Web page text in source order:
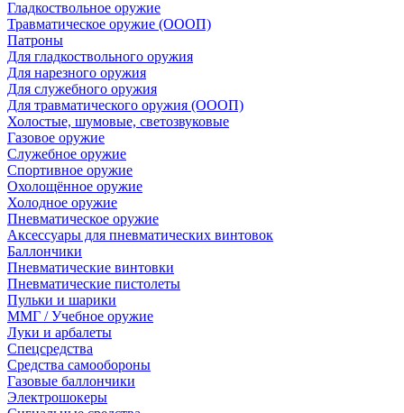
Гладкоствольное оружие
Травматическое оружие (ОООП)
Патроны
Для гладкоствольного оружия
Для нарезного оружия
Для служебного оружия
Для травматического оружия (ОООП)
Холостые, шумовые, светозвуковые
Газовое оружие
Служебное оружие
Спортивное оружие
Охолощённое оружие
Холодное оружие
Пневматическое оружие
Аксессуары для пневматических винтовок
Баллончики
Пневматические винтовки
Пневматические пистолеты
Пульки и шарики
ММГ / Учебное оружие
Луки и арбалеты
Спецсредства
Средства самообороны
Газовые баллончики
Электрошокеры